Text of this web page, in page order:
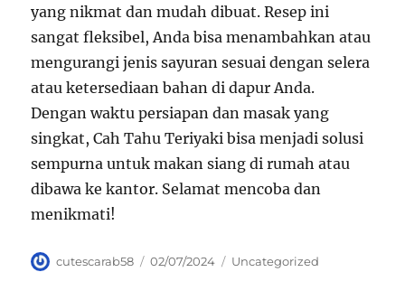
yang nikmat dan mudah dibuat. Resep ini
sangat fleksibel, Anda bisa menambahkan atau
mengurangi jenis sayuran sesuai dengan selera
atau ketersediaan bahan di dapur Anda.
Dengan waktu persiapan dan masak yang
singkat, Cah Tahu Teriyaki bisa menjadi solusi
sempurna untuk makan siang di rumah atau
dibawa ke kantor. Selamat mencoba dan
menikmati!
Author
cutescarab58
Posted
02/07/2024 Categories
Uncategorized